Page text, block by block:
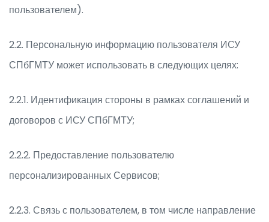
пользователем).
2.2. Персональную информацию пользователя ИСУ
СПбГМТУ может использовать в следующих целях:
2.2.1. Идентификация стороны в рамках соглашений и
договоров с ИСУ СПбГМТУ;
2.2.2. Предоставление пользователю
персонализированных Сервисов;
2.2.3. Связь с пользователем, в том числе направление